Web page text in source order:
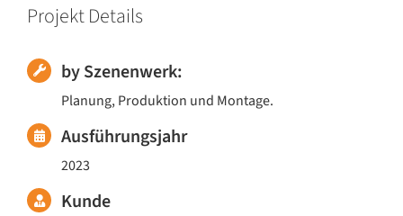
Projekt Details
by Szenenwerk:
Planung, Produktion und Montage.
Ausführungsjahr
2023
Kunde